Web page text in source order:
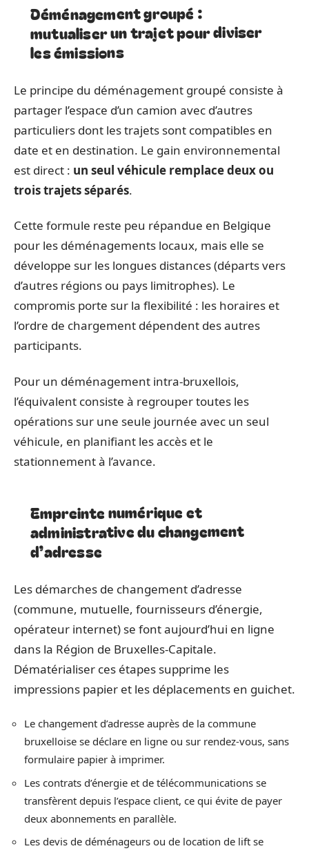
Déménagement groupé :
mutualiser un trajet pour diviser
les émissions
Le principe du déménagement groupé consiste à
partager l’espace d’un camion avec d’autres
particuliers dont les trajets sont compatibles en
date et en destination. Le gain environnemental
est direct : un seul véhicule remplace deux ou
trois trajets séparés.
Cette formule reste peu répandue en Belgique
pour les déménagements locaux, mais elle se
développe sur les longues distances (départs vers
d’autres régions ou pays limitrophes). Le
compromis porte sur la flexibilité : les horaires et
l’ordre de chargement dépendent des autres
participants.
Pour un déménagement intra-bruxellois,
l’équivalent consiste à regrouper toutes les
opérations sur une seule journée avec un seul
véhicule, en planifiant les accès et le
stationnement à l’avance.
Empreinte numérique et
administrative du changement
d’adresse
Les démarches de changement d’adresse
(commune, mutuelle, fournisseurs d’énergie,
opérateur internet) se font aujourd’hui en ligne
dans la Région de Bruxelles-Capitale.
Dématérialiser ces étapes supprime les
impressions papier et les déplacements en guichet.
Le changement d’adresse auprès de la commune
bruxelloise se déclare en ligne ou sur rendez-vous, sans
formulaire papier à imprimer.
Les contrats d’énergie et de télécommunications se
transfèrent depuis l’espace client, ce qui évite de payer
deux abonnements en parallèle.
Les devis de déménageurs ou de location de lift se